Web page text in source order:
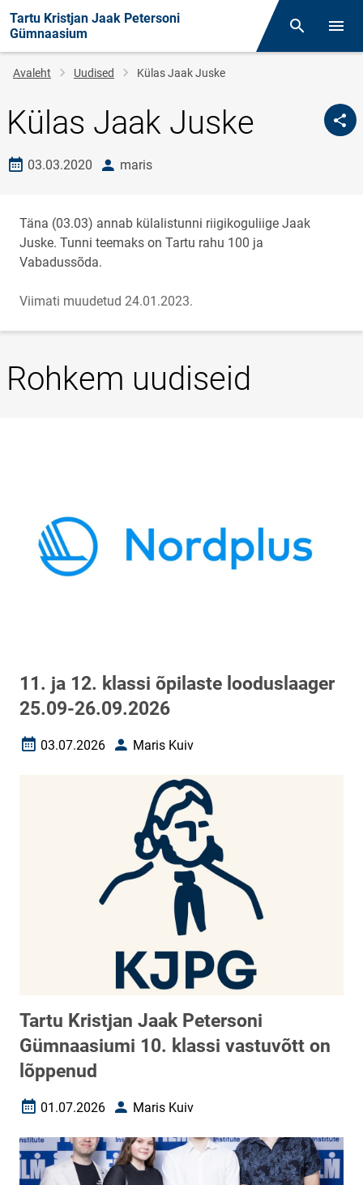
Tartu Kristjan Jaak Petersoni
Gümnaasium
Otsing
Leivapuru
Avaleht Uudised Külas Jaak Juske
Külas Jaak Juske
Loomise kuupäev
03.03.2020 autormaris
Täna (03.03) annab külalistunni riigikoguliige Jaak
Juske. Tunni teemaks on Tartu rahu 100 ja
Vabadussõda.
Viimati muudetud 24.01.2023.
Rohkem uudiseid
11. ja 12. klassi õpilaste looduslaager
25.09-26.09.2026
Loomise kuupäev
03.07.2026 AutorMaris Kuiv
Tartu Kristjan Jaak Petersoni
Gümnaasiumi 10. klassi vastuvõtt on
lõppenud
Loomise kuupäev
01.07.2026 AutorMaris Kuiv